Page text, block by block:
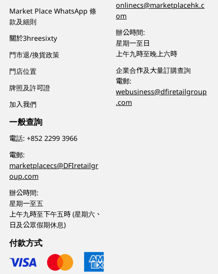
Market Place WhatsApp 條
款及細則
關於3hreesixty
門市退/換貨政策
門店位置
牌照及許可證
加入我們
一般查詢
電話:+852 2299 3966
電郵:
marketplacecs@DFIretailgr
oup.com
辦公時間:
星期一至五
上午九時至下午五時 (星期六、
日及公眾假期休息)
onlinecs@marketplacehk.c
om
辦公時間:
星期一至日
上午九時至晚上六時
企業合作及大量訂購查詢
電郵:
webusiness@dfiretailgroup
.com
付款方式